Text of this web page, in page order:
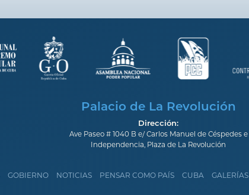
Palacio de La Revolución
Dirección:
Ave Paseo # 1040 B e/ Carlos Manuel de Céspedes e
Independencia, Plaza de La Revolución
GOBIERNO NOTICIAS PENSAR COMO PAÍS CUBA GALERÍAS